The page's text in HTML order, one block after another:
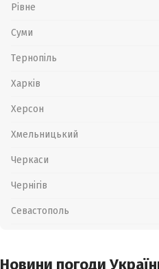
Рівне
Суми
Тернопіль
Харків
Херсон
Хмельницький
Черкаси
Чернігів
Севастополь
Новини погоди